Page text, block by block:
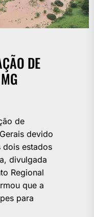
DE
de
devido
dois estados
divulgada
Regional
que a
para